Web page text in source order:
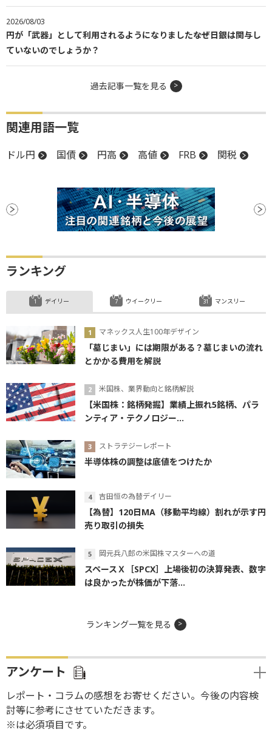
2026/08/03
円が「武器」として利用されるようになりました――なぜ日銀は関与し
ていないのでしょうか？
過去記事一覧を見る
関連用語一覧
ドル円 国債 円高 高値 FRB 関税
ランキング
デイリー
マネックス人生100年デザイン
「墓じまい」には期限がある？墓じまいの流れ
とかかる費用を解説
米国株、業界動向と銘柄解説
【米国株：銘柄発掘】業績上振れ5銘柄、パラ
ンティア・テクノロジー...
ストラテジーレポート
半導体株の調整は底値をつけたか
吉田恒の為替デイリー
【為替】120日MA（移動平均線）割れが示す円
売り取引の損失
岡元兵八郎の米国株マスターへの道
スペースＸ［SPCX］上場後初の決算発表、数字
は良かったが株価が下落...
ウイークリー マンスリー
ランキング一覧を見る
アンケート
レポート・コラムの感想をお寄せください。今後の内容検
討等に参考にさせていただきます。
※は必須項目です。